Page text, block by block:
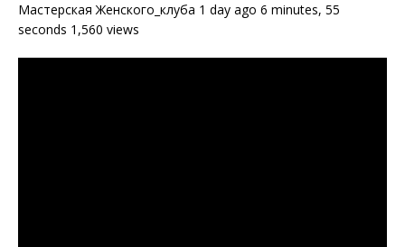
Мастерская Женского_клуба 1 day ago 6 minutes, 55
seconds 1,560 views